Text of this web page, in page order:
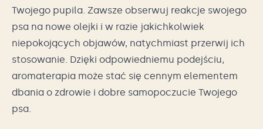
Twojego pupila. Zawsze obserwuj reakcje swojego
psa na nowe olejki i w razie jakichkolwiek
niepokojących objawów, natychmiast przerwij ich
stosowanie. Dzięki odpowiedniemu podejściu,
aromaterapia może stać się cennym elementem
dbania o zdrowie i dobre samopoczucie Twojego
psa.